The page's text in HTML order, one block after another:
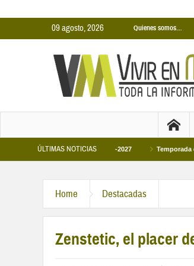
09 agosto, 2026 Quienes somos…
ÚLTIMAS NOTICIAS
temporada 2026-2027 Temporada de Piscinas
Home Destacadas
Zenstetic, el placer